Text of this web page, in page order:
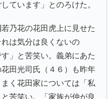
ています」とのろけた。
若乃花の花田虎上に見せた
は気分は良くないの
」と苦笑い。義弟にあた
花田光司氏（４６）も昨年
く花田家については「私
苦笑い。「家族が仲が良